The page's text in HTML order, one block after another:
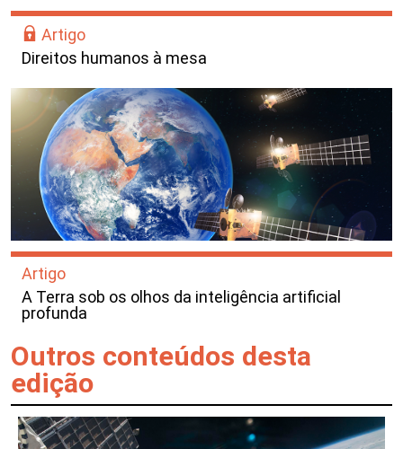
Artigo
Direitos humanos à mesa
Artigo
A Terra sob os olhos da inteligência artificial
profunda
Outros conteúdos desta
edição